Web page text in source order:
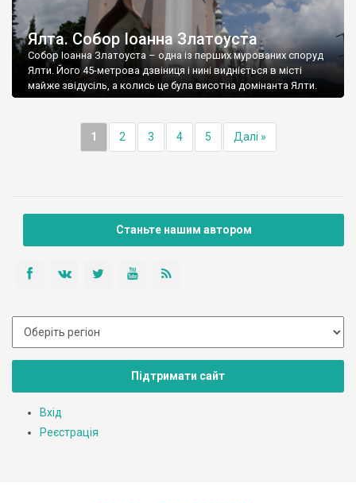
Ялта. Собор Іоанна Златоуста
Собор Іоанна Златоуста – одна із перших мурованих споруд
Ялти. Його 45-метрова дзвіниця і нині видніється в місті
майже звідусіль, а колись це була висотна домінанта Ялти.
1 2 3 4 5 Далі »
Станьте нашим автором
Підтримати сайт
Вхід
Реєстрація